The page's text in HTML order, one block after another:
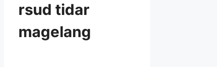
rsud tidar
magelang